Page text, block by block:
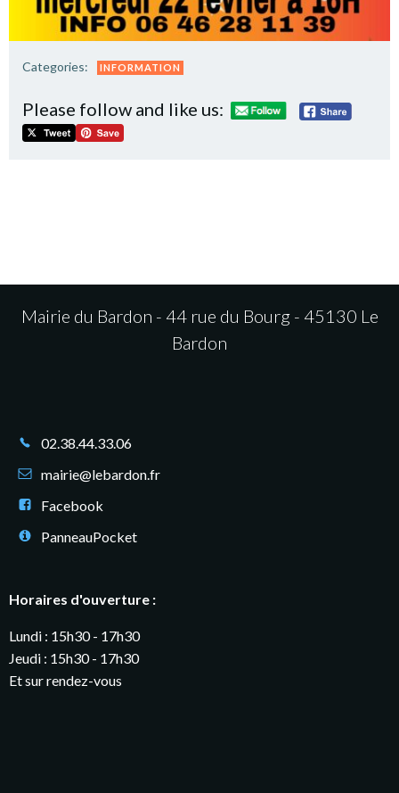
Categories: INFORMATION
Please follow and like us:
Mairie du Bardon - 44 rue du Bourg - 45130 Le
Bardon
02.38.44.33.06
mairie@lebardon.fr
Facebook
PanneauPocket
Horaires d'ouverture :
Lundi : 15h30 - 17h30
Jeudi : 15h30 - 17h30
Et sur rendez-vous